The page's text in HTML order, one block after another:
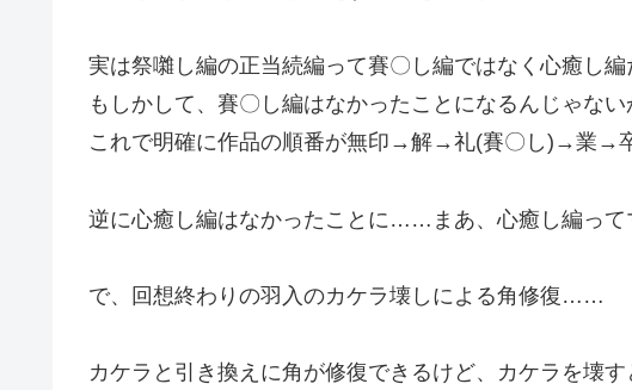
実は祭囃し編の正当続編って賽〇し編ではなく心癒し編
もしかして、賽〇し編はなかったことになるんじゃない
これで明確に作品の順番が無印→解→礼(賽〇し)→業→
逆に心癒し編はなかったことに……まあ、心癒し編っ
で、回想終わりの羽入のカケラ壊しによる角修復……
カケラと引き換えに角が修復できるけど、カケラを壊